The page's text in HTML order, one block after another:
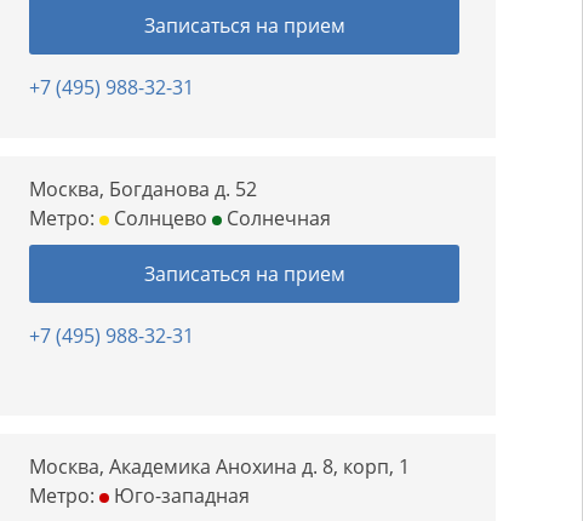
Записаться на прием
+7 (495) 988-32-31
Москва, Богданова д. 52
Метро:
Солнцево Солнечная
Записаться на прием
+7 (495) 988-32-31
Москва, Академика Анохина д. 8, корп, 1
Метро:
Юго-западная